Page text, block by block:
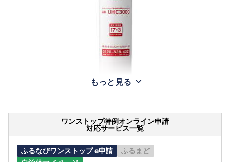
もっと見る
ワンストップ特例オンライン申請
対応サービス一覧
ふるなびワンストップ e申請
ふるまど